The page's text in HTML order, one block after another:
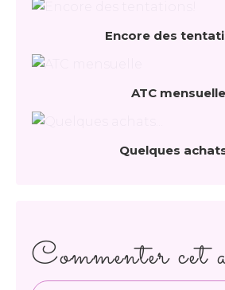
Encore des
ATC mensuelle
Quelques
Commenter cet